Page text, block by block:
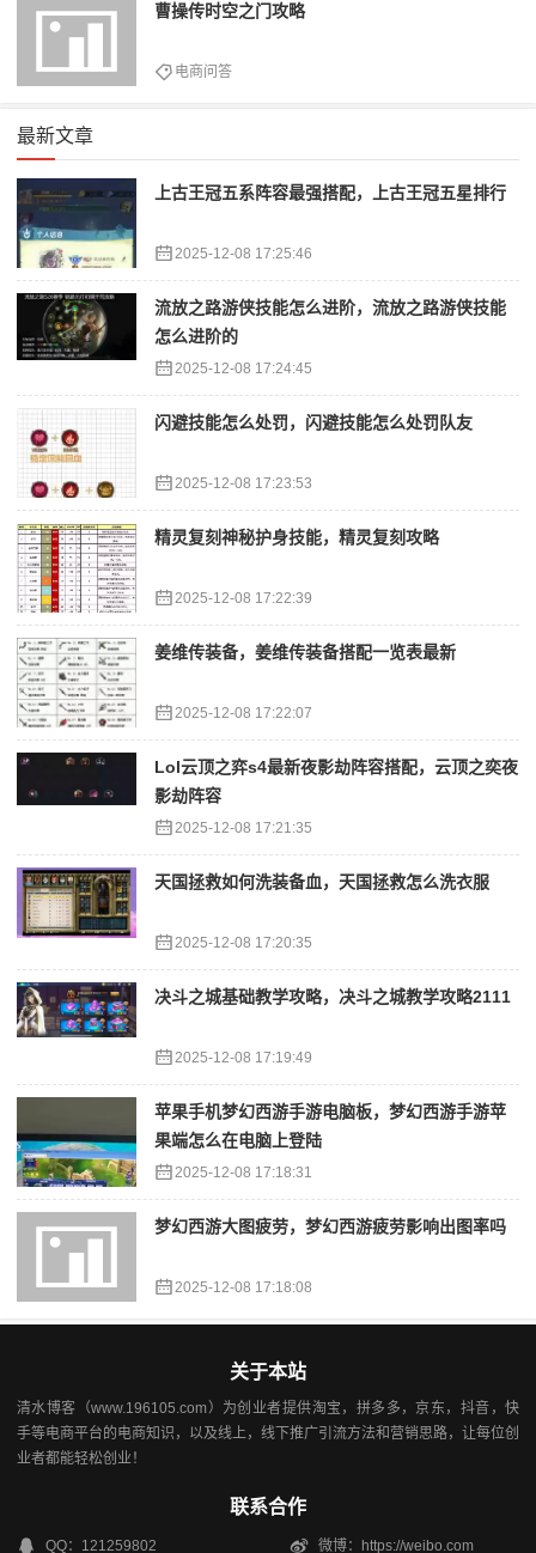
曹操传时空之门攻略
电商问答
最新文章
上古王冠五系阵容最强搭配，上古王冠五星排行
2025-12-08 17:25:46
流放之路游侠技能怎么进阶，流放之路游侠技能
怎么进阶的
2025-12-08 17:24:45
闪避技能怎么处罚，闪避技能怎么处罚队友
2025-12-08 17:23:53
精灵复刻神秘护身技能，精灵复刻攻略
2025-12-08 17:22:39
姜维传装备，姜维传装备搭配一览表最新
2025-12-08 17:22:07
Lol云顶之弈s4最新夜影劫阵容搭配，云顶之奕夜
影劫阵容
2025-12-08 17:21:35
天国拯救如何洗装备血，天国拯救怎么洗衣服
2025-12-08 17:20:35
决斗之城基础教学攻略，决斗之城教学攻略2111
2025-12-08 17:19:49
苹果手机梦幻西游手游电脑板，梦幻西游手游苹
果端怎么在电脑上登陆
2025-12-08 17:18:31
梦幻西游大图疲劳，梦幻西游疲劳影响出图率吗
2025-12-08 17:18:08
关于本站
清水博客（www.196105.com）为创业者提供淘宝，拼多多，京东，抖音，快
手等电商平台的电商知识，以及线上，线下推广引流方法和营销思路，让每位创
业者都能轻松创业！
联系合作
QQ：121259802 微博：https://weibo.com